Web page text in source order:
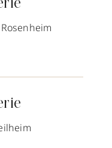
Rosenheim